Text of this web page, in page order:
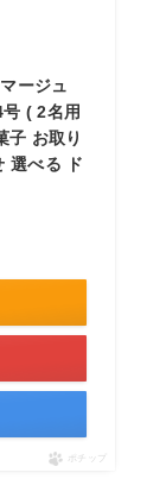
ージュ
( 2名用
子 お取り
選べる ド
ポチップ